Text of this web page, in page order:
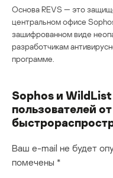
Основа REVS — это
центральном офисе
зашифрованном виде
разработчикам
программе.
Sophos и
пользователей
Ваш e-mail не будет
помечены *